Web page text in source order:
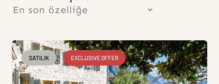
SATILIK EXCLUSIVE OFFER